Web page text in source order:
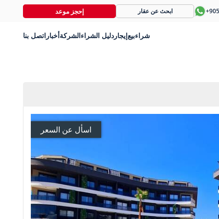
اسأل عن السعر
ابحث عن عقار إحجز موعد
شراءبيعإيجار دليل الشراءالشركةأخبار اتصل بنا